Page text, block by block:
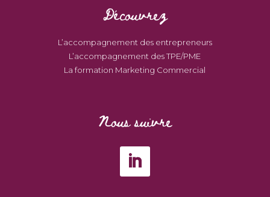
Découvrez
L’accompagnement des entrepreneurs
L’accompagnement des TPE/PME
La formation Marketing Commercial
Nous suivre